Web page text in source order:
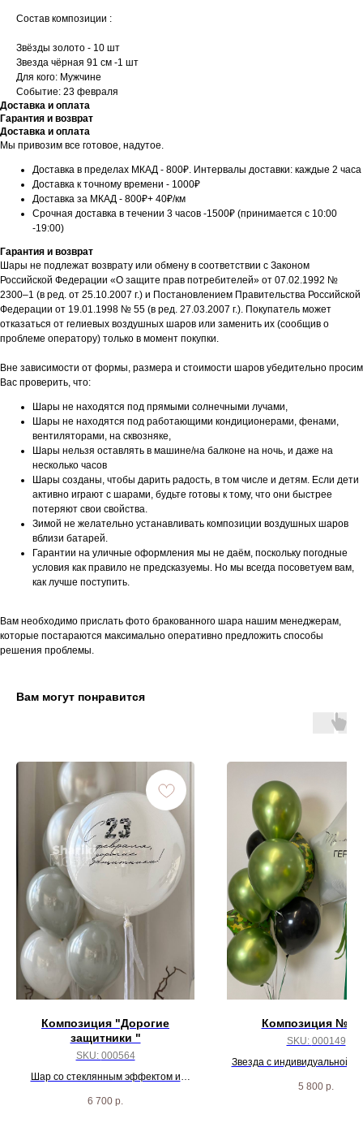
Состав композиции :
Звёзды золото - 10 шт
Звезда чёрная 91 см -1 шт
Для кого: Мужчине
Событие: 23 февраля
Доставка и оплата
Гарантия и возврат
Доставка и оплата
Мы привозим все готовое, надутое.
Доставка в пределах МКАД - 800₽. Интервалы доставки: каждые 2 часа
Доставка к точному времени - 1000₽
Доставка за МКАД - 800₽+ 40₽/км
Срочная доставка в течении 3 часов -1500₽ (принимается с 10:00
-19:00)
Гарантия и возврат
Шары не подлежат возврату или обмену в соответствии с Законом
Российской Федерации «О защите прав потребителей» от 07.02.1992 №
2300–1 (в ред. от 25.10.2007 г.) и Постановлением Правительства Российской
Федерации от 19.01.1998 № 55 (в ред. 27.03.2007 г.). Покупатель может
отказаться от гелиевых воздушных шаров или заменить их (сообщив о
проблеме оператору) только в момент покупки.
Вне зависимости от формы, размера и стоимости шаров убедительно просим
Вас проверить, что:
Шары не находятся под прямыми солнечными лучами,
Шары не находятся под работающими кондиционерами, фенами,
вентиляторами, на сквозняке,
Шары нельзя оставлять в машине/на балконе на ночь, и даже на
несколько часов
Шары созданы, чтобы дарить радость, в том числе и детям. Если дети
активно играют с шарами, будьте готовы к тому, что они быстрее
потеряют свои свойства.
Зимой не желательно устанавливать композиции воздушных шаров
вблизи батарей.
Гарантии на уличные оформления мы не даём, поскольку погодные
условия как правило не предсказуемы. Но мы всегда посоветуем вам,
как лучше поступить.
Вам необходимо прислать фото бракованного шара нашим менеджерам,
которые постараются максимально оперативно предложить способы
решения проблемы.
Вам могут понравится
Композиция "Дорогие
защитники "
SKU: 000564
Шар со стеклянным эффектом и
6 700 р.
Композиция №
SKU: 000149
Звезда с индивидуальной
шариков
5 800 р.